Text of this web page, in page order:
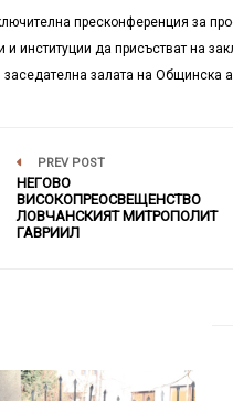
пресконференция за
институции да присъстват на
заседателна залата на Общинска
PREV POST
НЕГОВО
ВИСОКОПРЕОСВЕЩЕНСТВО
ЛОВЧАНСКИЯТ МИТРОПОЛИТ
ГАВРИИЛ